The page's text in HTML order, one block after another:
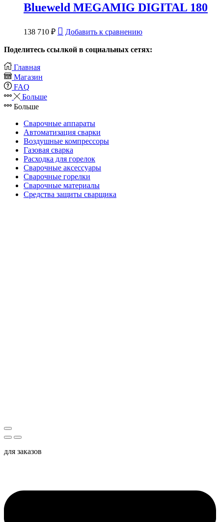
Blueweld MEGAMIG DIGITAL 180
138 710 ₽ Добавить к сравнению
Поделитесь ссылкой в социальных сетях:
Главная
Магазин
FAQ
Больше
Больше
Сварочные аппараты
Автоматизация сварки
Воздушные компрессоры
Газовая сварка
Расходка для горелок
Сварочные аксессуары
Сварочные горелки
Сварочные материалы
Средства защиты сварщика
для заказов